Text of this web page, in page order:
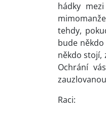
hádky
tehdy,
bude
někdo stojí,
Ochrání
Raci: